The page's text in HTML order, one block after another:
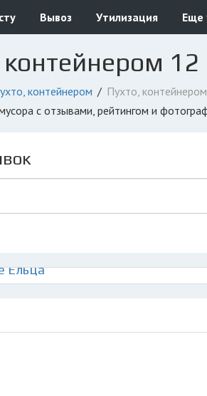
Вывоз Утилизация Еще
контейнером
Пухто,
с отзывами, рейтингом и
Ельца